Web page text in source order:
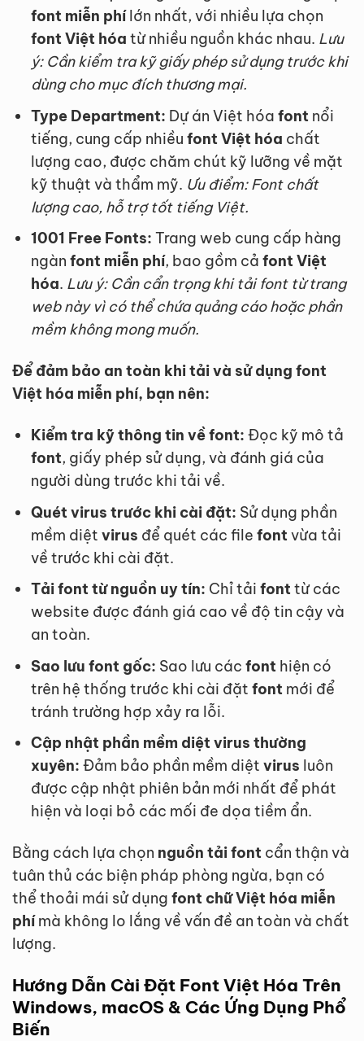
font miễn phílớn nhất, với nhiều lựa chọn
font Việt hóa từ nhiều nguồn khác nhau. Lưu
ý: Cần kiểm tra kỹ giấy phép sử dụng trước khi
dùng cho mục đích thương mại.
Type Department: Dự án Việt hóa font nổi
tiếng, cung cấp nhiều font Việt hóa chất
lượng cao, được chăm chút kỹ lưỡng về mặt
kỹ thuật và thẩm mỹ. Ưu điểm: Font chất
lượng cao, hỗ trợ tốt tiếng Việt.
1001 Free Fonts: Trang web cung cấp hàng
ngàn font miễn phí, bao gồm cả font Việt
hóa. Lưu ý: Cần cẩn trọng khi tải font từ trang
web này vì có thể chứa quảng cáo hoặc phần
mềm không mong muốn.
Để đảm bảo an toàn khi tải và sử dụng font
Việt hóa miễn phí, bạn nên:
Kiểm tra kỹ thông tin về font: Đọc kỹ mô tả
font, giấy phép sử dụng, và đánh giá của
người dùng trước khi tải về.
Quét virus trước khi cài đặt: Sử dụng phần
mềm diệt virus để quét các file font vừa tải
về trước khi cài đặt.
Tải font từ nguồn uy tín: Chỉ tải font từ các
website được đánh giá cao về độ tin cậy và
an toàn.
Sao lưu font gốc: Sao lưu các font hiện có
trên hệ thống trước khi cài đặt font mới để
tránh trường hợp xảy ra lỗi.
Cập nhật phần mềm diệt virus thường
xuyên: Đảm bảo phần mềm diệt virus luôn
được cập nhật phiên bản mới nhất để phát
hiện và loại bỏ các mối đe dọa tiềm ẩn.
Bằng cách lựa chọn nguồn tải font cẩn thận và
tuân thủ các biện pháp phòng ngừa, bạn có
thể thoải mái sử dụng font chữ Việt hóa miễn
phímà không lo lắng về vấn đề an toàn và chất
lượng.
Hướng Dẫn Cài Đặt Font Việt Hóa Trên
Windows, macOS & Các Ứng Dụng Phổ
Biến